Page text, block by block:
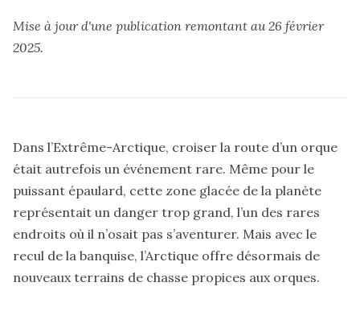
Mise à jour d'une publication remontant au 26 février
2025.
Dans l’Extrême-Arctique, croiser la route d’un orque
était autrefois un événement rare. Même pour le
puissant épaulard, cette zone glacée de la planète
représentait un danger trop grand, l’un des rares
endroits où il n’osait pas s’aventurer. Mais avec le
recul de la banquise, l’Arctique offre désormais de
nouveaux terrains de chasse propices aux orques.